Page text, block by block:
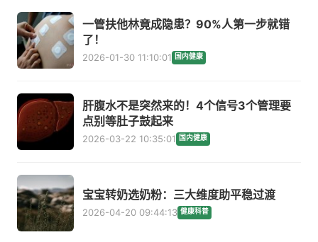
一管扶他林竟成隐患？90%人第一步就错
了！
2026-01-30 11:10:01 国内健康
肝腹水不是突然来的！4个信号3个管理要
点别等肚子鼓起来
2026-03-22 10:35:01 国内健康
宝宝转奶选奶粉：三大维度助平稳过渡
2026-04-20 09:44:13 健康科普